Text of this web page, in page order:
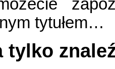
tytułem…
tylko